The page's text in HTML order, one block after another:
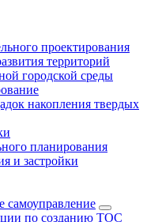
проектирования
территорий
городской среды
накопления твердых
планирования
и застройки
самоуправление
по созданию ТОС